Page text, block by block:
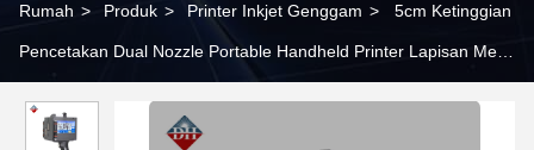
Rumah > Produk > Printer Inkjet Genggam > 5cm Ketinggian
Pencetakan Dual Nozzle Portable Handheld Printer Lapisan Metal